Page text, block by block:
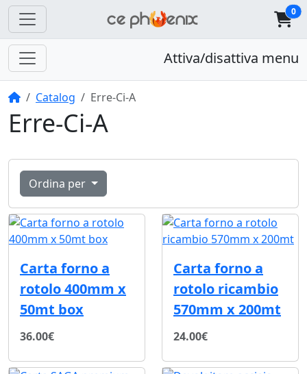
0
Attiva/disattiva menu
HomeCatalog Erre-Ci-A
Erre-Ci-A
Ordina per
Carta forno a
rotolo 400mm x
50mt box
36.00€
Carta forno a
rotolo ricambio
570mm x 200mt
24.00€